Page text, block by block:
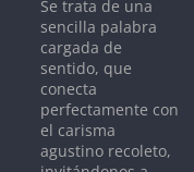
Se trata de una
sencilla palabra
cargada de
sentido, que
conecta
perfectamente con
el carisma
agustino recoleto,